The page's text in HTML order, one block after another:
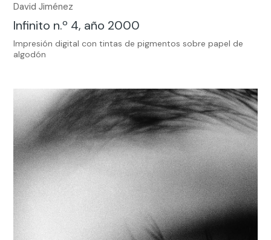
David Jiménez
Infinito n.º 4, año 2000
Impresión digital con tintas de pigmentos sobre papel de
algodón